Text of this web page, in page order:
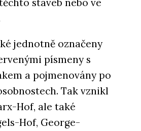
jednotně označeny
písmeny s
a pojmenovány po
Tak vznikl
Hof, ale také
Hof, George-